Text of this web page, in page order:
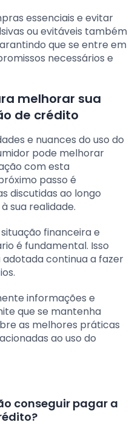
essenciais e evitar
ou evitáveis também
que se entre em
necessários e
melhorar sua
de crédito
e nuances do uso do
pode melhorar
com esta
passo é
discutidas ao longo
sua realidade.
financeira e
é fundamental. Isso
continua a fazer
informações e
que se mantenha
as melhores práticas
ao uso do
conseguir pagar a